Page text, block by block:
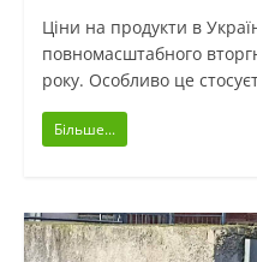
Ціни на продукти в
повномасштабного
року. Особливо це
Більше...